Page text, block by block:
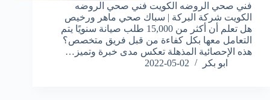
فني صحي الروضه الكويت فني صحي الروضه
الكويت شركة البركة | سباك صحي ماهر ورخيص
هل تعلم أن أكثر من 15,000 طلب صيانة سنويًا يتم
التعامل معها بكل كفاءة من قبل فريق متخصص؟
هذه الإحصائية المذهلة تعكس مدى خبرة وتميز…
ابو بكر
2022-05-02